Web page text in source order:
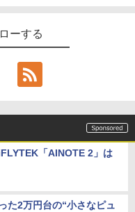
ーする
「AINOTE 2」は
た2万円台の“小さなピュ